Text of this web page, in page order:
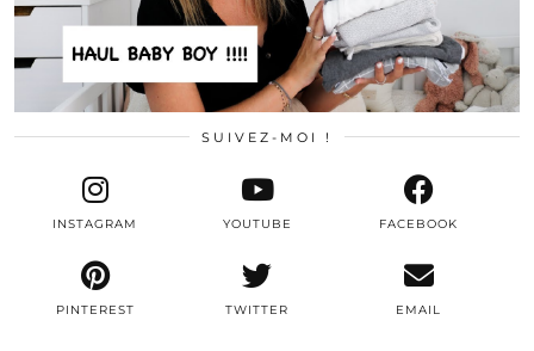
SUIVEZ-MOI !
TWITTER
INSTAGRAM FACEBOOK
PINTEREST
YOUTUBE
EMAIL